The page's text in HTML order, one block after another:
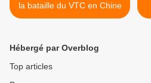
la bataille du VTC en Chine
Hébergé par Overblog
Top articles